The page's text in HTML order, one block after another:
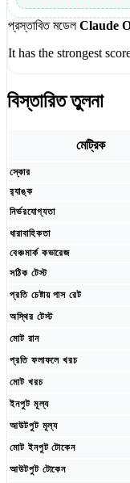
প্রস্তাবিত মডেল Claude
It has the strongest
বিস্তারিত তুলনা
মেট্রিক
স্কোর
র‍্যাঙ্ক
নির্ভরযোগ্যতা
ধারাবাহিকতা
বেঞ্চমার্ক কভারেজ
সঠিক টেস্ট
প্রতি চেষ্টায় পাস রেট
অস্থির টেস্ট
মোট রান
প্রতি ফলাফলে খরচ
মোট খরচ
ইনপুট মূল্য
আউটপুট মূল্য
মোট ইনপুট টোকেন
আউটপুট টোকেন